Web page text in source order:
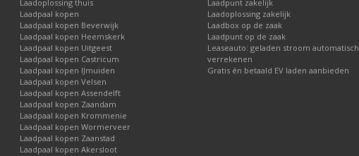
Laadoplossing thuis
Laadpaal kopen
Laadpaal kopen Beverwijk
Laadpaal kopen Heemskerk
Laadpaal kopen Uitgeest
Laadpaal kopen Castricum
Laadpaal kopen IJmuiden
Laadpaal kopen Velsen
Laadpaal kopen Assendelft
Laadpaal kopen Zaandam
Laadpaal kopen Krommenie
Laadpaal kopen Wormerveer
Laadpaal kopen Zaanstad
Laadpaal kopen Akersloot
Laadpunt zakelijk
Laadoplossing zakelijk
Laadbox op de zaak
Laadpunt op de zaak
Leaseauto: geladen stroom automatisch
verrekenen
Gratis én betaald EV laden aanbieden